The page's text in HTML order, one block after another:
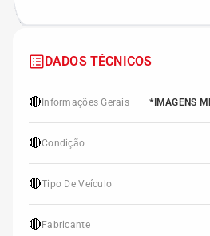
DADOS TÉCNICOS
🔴 Informações Gerais *IMAGENS
🔴Condição
🔴Tipo De Veículo
🔴 Fabricante